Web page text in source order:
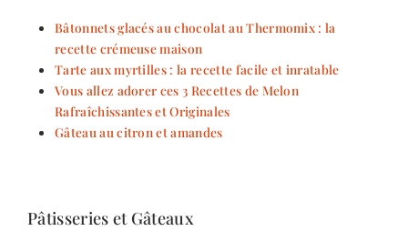
Bâtonnets glacés au chocolat au Thermomix : la
recette crémeuse maison
Tarte aux myrtilles : la recette facile et inratable
Vous allez adorer ces 3 Recettes de Melon
Rafraîchissantes et Originales
Gâteau au citron et amandes
Pâtisseries et Gâteaux